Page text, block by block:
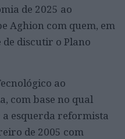
de 2025 ao
Aghion com quem, em
discutir o Plano
ao
com base no qual
a esquerda reformista
de 2005 com